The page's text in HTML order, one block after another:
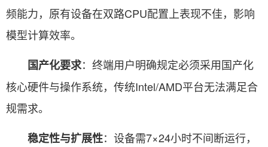
频能力，原有设备在双路CPU配置上表现不佳，影响
模型计算效率。
国产化要求：终端用户明确规定必须采用国产化
核心硬件与操作系统，传统Intel/AMD平台无法满足合
规需求。
稳定性与扩展性：设备需7×24小时不间断运行，